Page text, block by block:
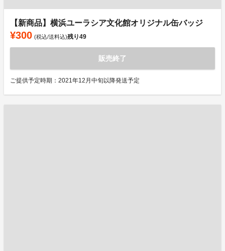
【新商品】横浜ユーラシア文化館オリジナル缶バッジ
¥300 (税込/送料込)残り49
販売終了
ご提供予定時期：2021年12月中旬以降発送予定